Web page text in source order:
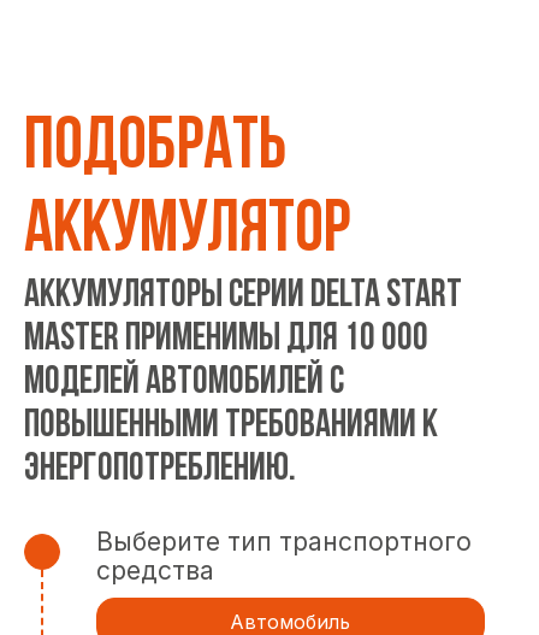
ПОДОБРАТЬ
АККУМУЛЯТОР
Аккумуляторы серии DELTA START
MASTER применимы для 10 000
моделей автомобилей с
повышенными требованиями к
энергопотреблению.
Выберите тип транспортного
средства
Автомобиль